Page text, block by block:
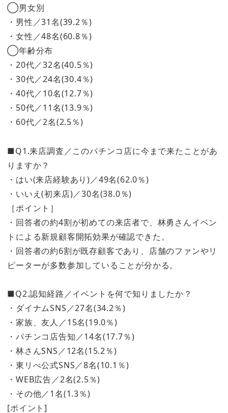
◯男女別
・男性／31名(39.2％)
・女性／48名(60.8％)
◯年齢分布
・20代／32名(40.5％)
・30代／24名(30.4％)
・40代／10名(12.7％)
・50代／11名(13.9％)
・60代／2名(2.5％)
■Q1.来店調査／このパチンコ店に今まで来たことがあ
りますか？
・はい(来店経験あり)／49名(62.0％)
・いいえ(初来店)／30名(38.0％)
［ポイント］
・回答者の約4割が初めての来店者で、林勇さんイベン
トによる新規顧客開拓効果が確認できた。
・回答者の約6割が既存顧客であり、店舗のファンやリ
ピーターが多数参加していることが分かる。
■Q2.認知経路／イベントを何で知りましたか？
・ダイナムSNS／27名(34.2％)
・家族、友人／15名(19.0％)
・パチンコ店告知／14名(17.7％)
・林さんSNS／12名(15.2％)
・東リべ公式SNS／8名(10.1％)
・WEB広告／2名(2.5％)
・その他／1名(1.3％)
[ポイント]